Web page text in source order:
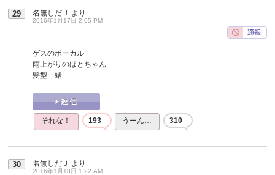
29 名無しだＪ より
2016年1月17日 2:05 PM
ゲスのボーカル
雨上がりのほとちゃん
髪型一緒
それな！ 193 うーん… 310
30 名無しだＪ より
2016年1月18日 1:22 AM